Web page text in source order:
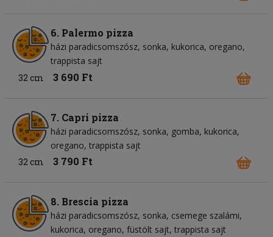
6. Palermo pizza
házi paradicsomszósz sonka kukorica oregano
trappista sajt
32 cm
3 690 Ft
7. Capri pizza
házi paradicsomszósz sonka gomba kukorica
oregano trappista sajt
32 cm
3 790 Ft
8. Brescia pizza
házi paradicsomszósz sonka csemege szalámi
kukorica oregano füstölt sajt trappista sajt